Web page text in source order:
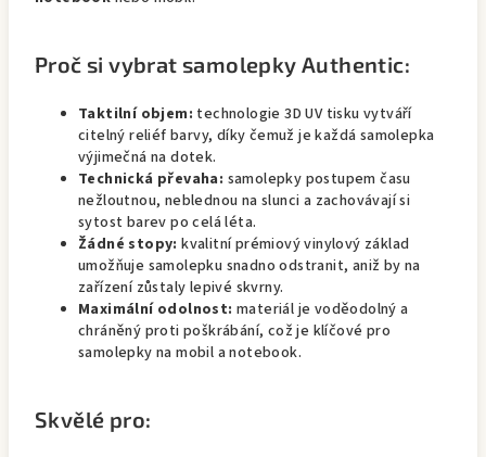
Proč si vybrat samolepky Authentic:
Taktilní objem: technologie 3D UV tisku vytváří
citelný reliéf barvy, díky čemuž je každá samolepka
výjimečná na dotek.
Technická převaha: samolepky postupem času
nežloutnou, neblednou na slunci a zachovávají si
sytost barev po celá léta.
Žádné stopy: kvalitní prémiový vinylový základ
umožňuje samolepku snadno odstranit, aniž by na
zařízení zůstaly lepivé skvrny.
Maximální odolnost: materiál je voděodolný a
chráněný proti poškrábání, což je klíčové pro
samolepky na mobil a notebook.
Skvělé pro: